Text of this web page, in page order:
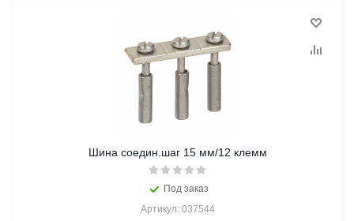
Шина соедин.шаг 15 мм/12 клемм
Под заказ
Артикул: 037544